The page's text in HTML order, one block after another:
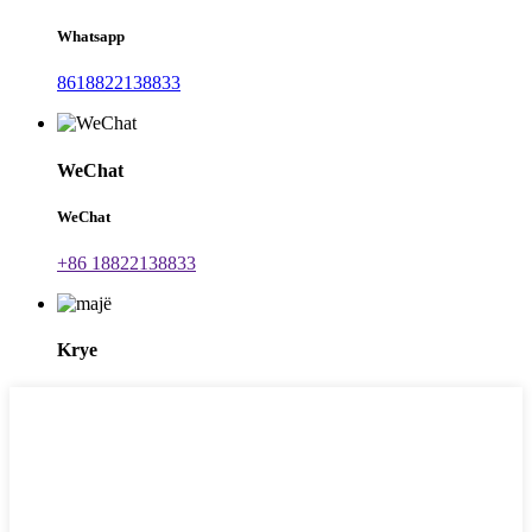
Whatsapp
8618822138833
WeChat
WeChat
+86 18822138833
Krye